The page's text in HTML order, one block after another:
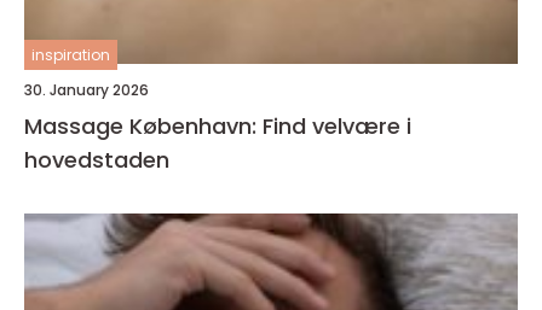
inspiration
30. January 2026
Massage København: Find velvære i
hovedstaden